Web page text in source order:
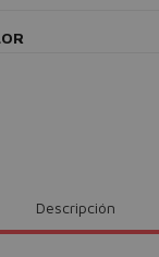
Descripción